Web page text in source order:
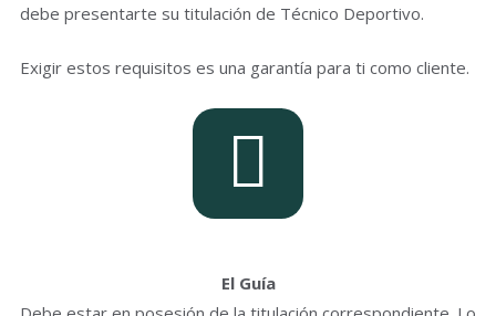
debe presentarte su titulación de Técnico Deportivo.
Exigir estos requisitos es una garantía para ti como cliente.
El Guía